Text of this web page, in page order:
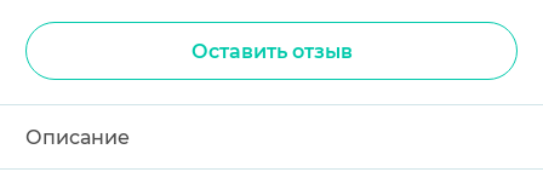
Оставить отзыв
Описание